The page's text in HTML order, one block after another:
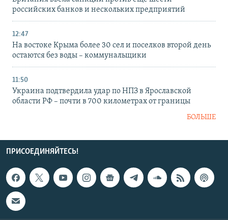
российских банков и нескольких предприятий
12:47
На востоке Крыма более 30 сел и поселков второй день
остаются без воды – коммунальщики
11:50
Украина подтвердила удар по НПЗ в Ярославской
области РФ – почти в 700 километрах от границы
БОЛЬШЕ
ПРИСОЕДИНЯЙТЕСЬ!